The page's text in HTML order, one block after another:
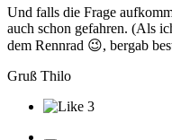
Und falls die Frage
auch schon gefahren. (Als
dem Rennrad 😉, bergab
Gruß Thilo
3